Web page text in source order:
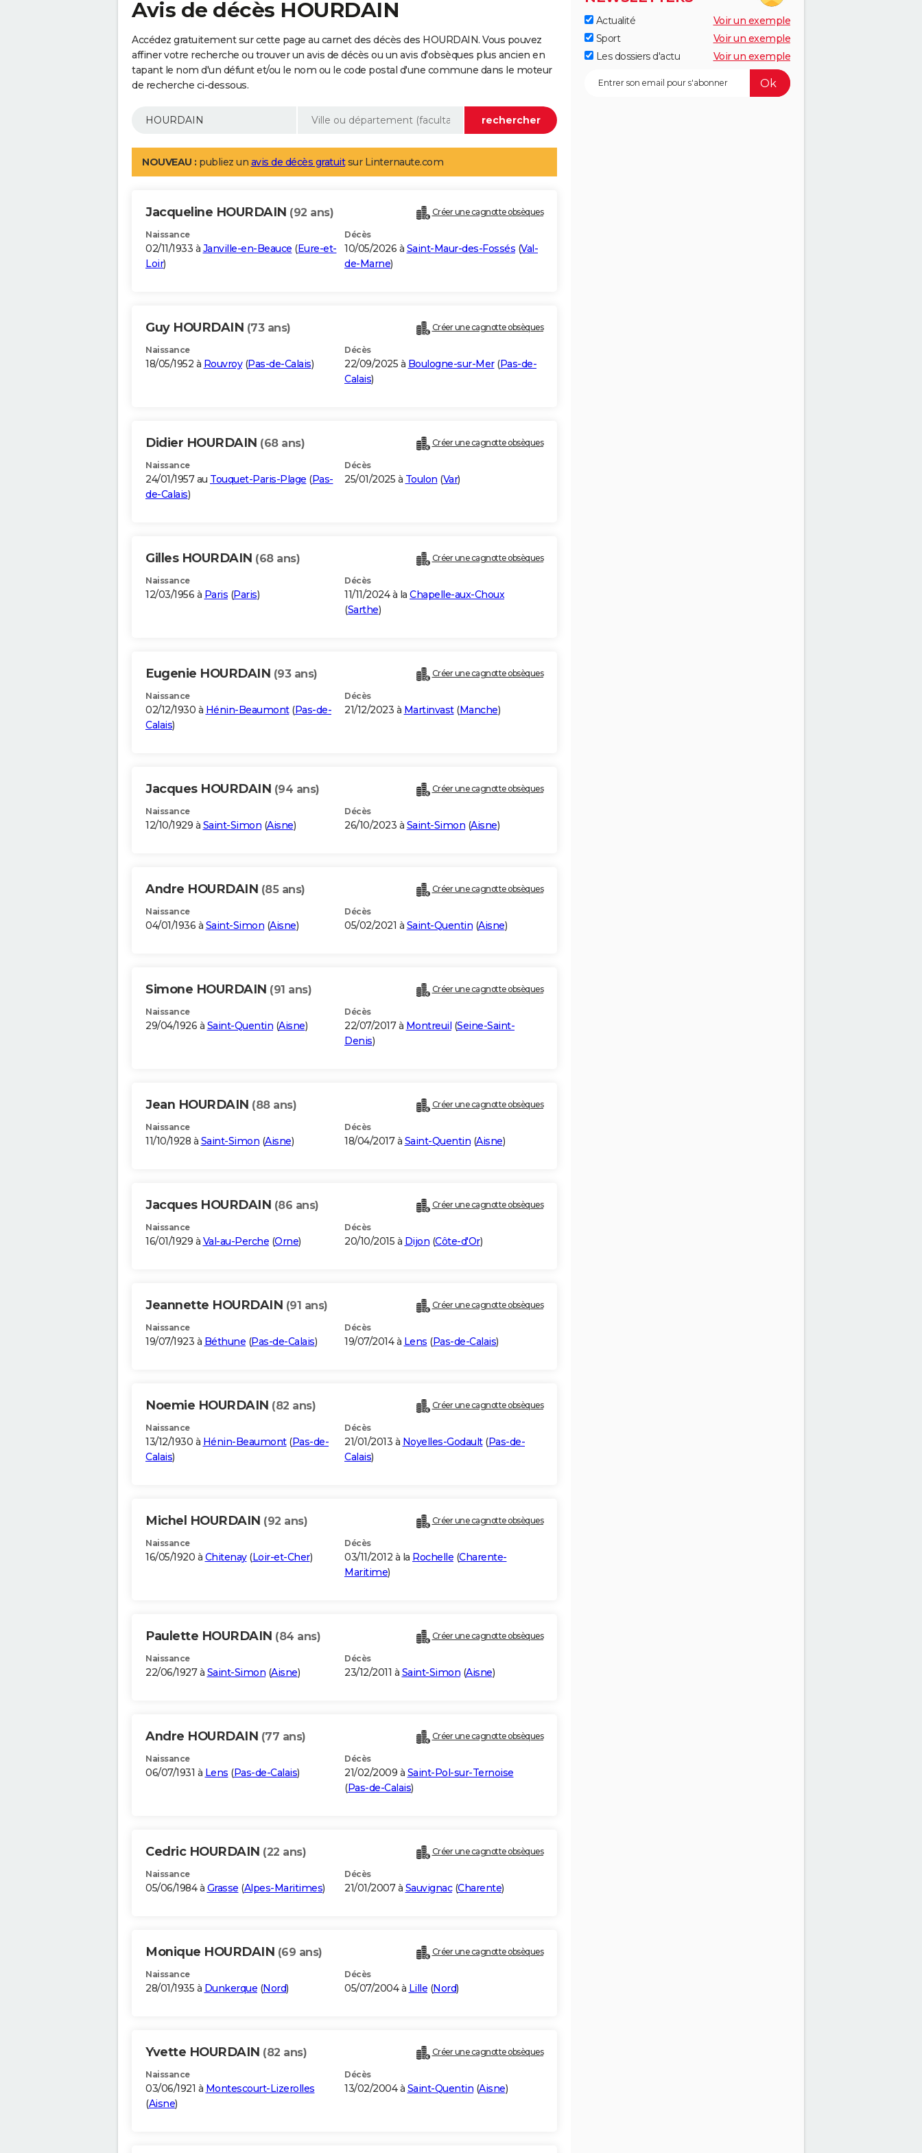
Avis de décès HOURDAIN
Accédez gratuitement sur cette page au carnet des décès des HOURDAIN. Vous pouvez
affiner votre recherche ou trouver un avis de décès ou un avis d'obsèques plus ancien en
tapant le nom d'un défunt et/ou le nom ou le code postal d'une commune dans le moteur
de recherche ci-dessous.
NOUVEAU : publiez un avis de décès gratuitsur Linternaute.com
Jacqueline HOURDAIN (92 ans) Créer une cagnotte obsèques
Naissance
02/11/1933 à Janville-en-Beauce (Eure-et-
Loir)
Décès
10/05/2026 à Saint-Maur-des-Fossés (Val-
de-Marne)
Guy HOURDAIN (73 ans) Créer une cagnotte obsèques
Naissance
18/05/1952 à Rouvroy(Pas-de-Calais)
Décès
22/09/2025 à Boulogne-sur-Mer(Pas-de-
Calais)
Didier HOURDAIN (68 ans) Créer une cagnotte obsèques
Naissance
24/01/1957 au Touquet-Paris-Plage (Pas-
de-Calais)
Décès
25/01/2025 à Toulon (Var)
Gilles HOURDAIN (68 ans) Créer une cagnotte obsèques
Naissance
12/03/1956 à Paris (Paris)
Décès
11/11/2024 à la Chapelle-aux-Choux
(Sarthe)
Eugenie HOURDAIN (93 ans) Créer une cagnotte obsèques
Naissance
02/12/1930 à Hénin-Beaumont(Pas-de-
Calais)
Décès
21/12/2023 à Martinvast(Manche)
Jacques HOURDAIN (94 ans) Créer une cagnotte obsèques
Naissance
12/10/1929 à Saint-Simon (Aisne)
Décès
26/10/2023 à Saint-Simon (Aisne)
Andre HOURDAIN (85 ans) Créer une cagnotte obsèques
Naissance
04/01/1936 à Saint-Simon (Aisne)
Décès
05/02/2021 à Saint-Quentin (Aisne)
Simone HOURDAIN (91 ans) Créer une cagnotte obsèques
Naissance
29/04/1926 à Saint-Quentin (Aisne)
Décès
22/07/2017 à Montreuil (Seine-Saint-
Denis)
Jean HOURDAIN (88 ans) Créer une cagnotte obsèques
Naissance
11/10/1928 à Saint-Simon (Aisne)
Décès
18/04/2017 à Saint-Quentin (Aisne)
Jacques HOURDAIN (86 ans) Créer une cagnotte obsèques
Naissance
16/01/1929 à Val-au-Perche (Orne)
Décès
20/10/2015 à Dijon (Côte-d'Or)
Jeannette HOURDAIN (91 ans) Créer une cagnotte obsèques
Naissance
19/07/1923 à Béthune (Pas-de-Calais)
Décès
19/07/2014 à Lens (Pas-de-Calais)
Noemie HOURDAIN (82 ans) Créer une cagnotte obsèques
Naissance
13/12/1930 à Hénin-Beaumont(Pas-de-
Calais)
Décès
21/01/2013 à Noyelles-Godault(Pas-de-
Calais)
Michel HOURDAIN (92 ans) Créer une cagnotte obsèques
Naissance
16/05/1920 à Chitenay(Loir-et-Cher)
Décès
03/11/2012 à la Rochelle (Charente-
Maritime)
Paulette HOURDAIN (84 ans) Créer une cagnotte obsèques
Naissance
22/06/1927 à Saint-Simon (Aisne)
Décès
23/12/2011 à Saint-Simon (Aisne)
Andre HOURDAIN (77 ans) Créer une cagnotte obsèques
Naissance
06/07/1931 à Lens (Pas-de-Calais)
Décès
21/02/2009 à Saint-Pol-sur-Ternoise
(Pas-de-Calais)
Cedric HOURDAIN (22 ans) Créer une cagnotte obsèques
Naissance
05/06/1984 à Grasse (Alpes-Maritimes)
Décès
21/01/2007 à Sauvignac(Charente)
Monique HOURDAIN (69 ans) Créer une cagnotte obsèques
Naissance
28/01/1935 à Dunkerque (Nord)
Décès
05/07/2004 à Lille (Nord)
Yvette HOURDAIN (82 ans) Créer une cagnotte obsèques
Naissance
03/06/1921 à Montescourt-Lizerolles
(Aisne)
Décès
13/02/2004 à Saint-Quentin (Aisne)
Actualité
Voir un exemple
Sport
Voir un exemple
Les dossiers d'actu
Voir un exemple